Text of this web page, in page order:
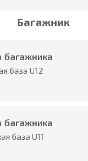
Багажник
багажника
база U12
багажника
база U11